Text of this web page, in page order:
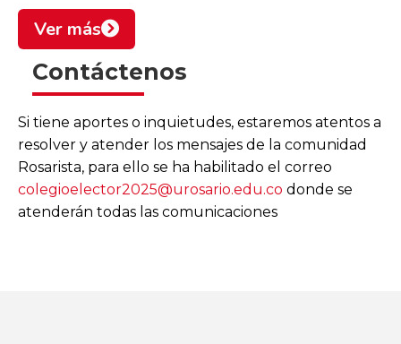
Ver más
Contáctenos
Si tiene aportes o inquietudes, estaremos atentos a
resolver y atender los mensajes de la comunidad
Rosarista, para ello se ha habilitado el correo
colegioelector2025@urosario.edu.co donde se
atenderán todas las comunicaciones